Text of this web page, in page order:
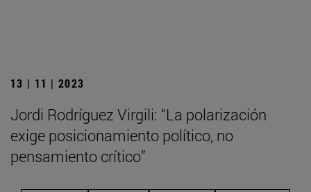
13 | 11 | 2023
Jordi Rodríguez Virgili: “La polarización
exige posicionamiento político, no
pensamiento crítico”